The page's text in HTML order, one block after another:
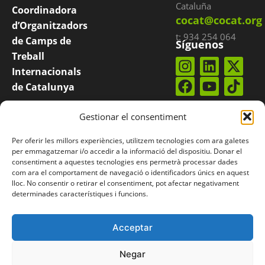
Gestionar el consentiment
Per oferir les millors experiències, utilitzem tecnologies com ara galetes
per emmagatzemar i/o accedir a la informació del dispositiu. Donar el
consentiment a aquestes tecnologies ens permetrà processar dades
com ara el comportament de navegació o identificadors únics en aquest
lloc. No consentir o retirar el consentiment, pot afectar negativament
determinades característiques i funcions.
Acceptar
Negar
Coordinadora
d’Organitzadors
de Camps de
Treball
Internacionals
de Catalunya
COCAT es una
integrada por
entidades
catalanas que
organizan
campos
internacionales.
Cataluña
cocat@cocat.org
t: 934 254 064
Síguenos
Suscríbete a
nuestro